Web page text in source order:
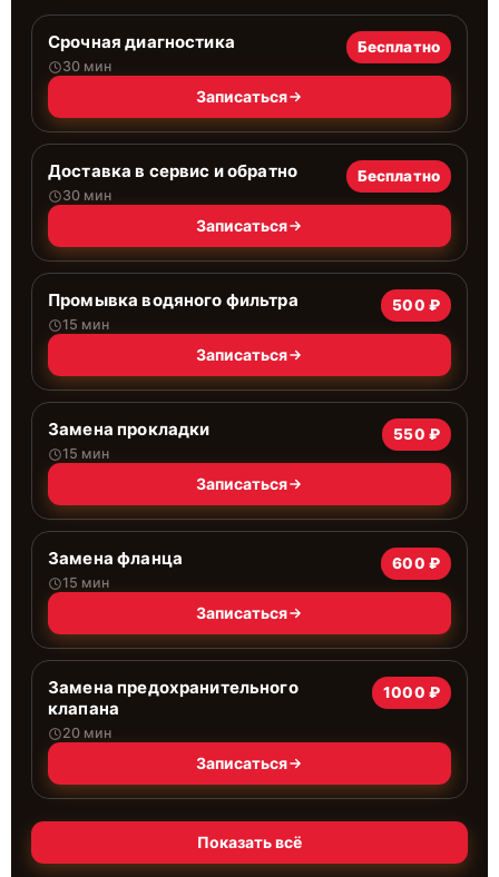
Срочная диагностика
30 мин
Бесплатно
Записаться
Доставка в сервис и обратно
30 мин
Бесплатно
Записаться
Промывка водяного фильтра
15 мин
500 ₽
Записаться
Замена прокладки
15 мин
550 ₽
Записаться
Замена фланца
15 мин
600 ₽
Записаться
Замена предохранительного
клапана
20 мин
1000 ₽
Записаться
Показать всё